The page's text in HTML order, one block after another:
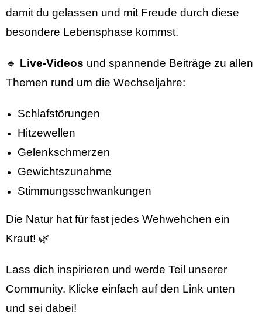
damit du gelassen und mit Freude durch diese
besondere Lebensphase kommst.
🔹 Live-Videos und spannende Beiträge zu allen
Themen rund um die Wechseljahre:
Schlafstörungen
Hitzewellen
Gelenkschmerzen
Gewichtszunahme
Stimmungsschwankungen
Die Natur hat für fast jedes Wehwehchen ein
Kraut! 🌿
Lass dich inspirieren und werde Teil unserer
Community. Klicke einfach auf den Link unten
und sei dabei!